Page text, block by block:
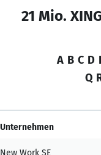
21 Mio.
A B C D
Q
Unternehmen
New Work SE